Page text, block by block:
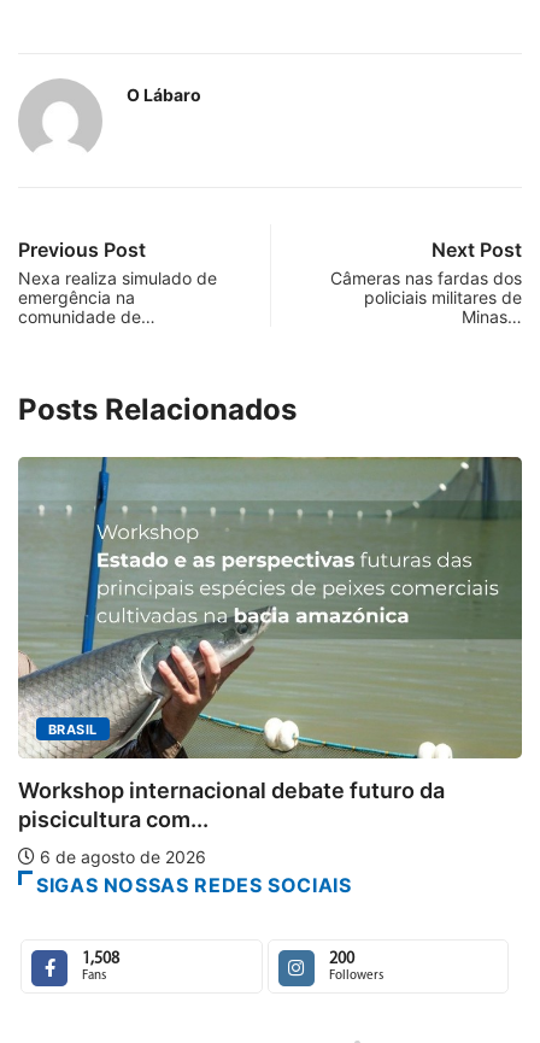
O Lábaro
Previous Post
Nexa realiza simulado de
emergência na
comunidade de…
Next Post
Câmeras nas fardas dos
policiais militares de
Minas…
Posts Relacionados
BRASIL
Workshop internacional debate futuro da
piscicultura com...
6 de agosto de 2026
SIGAS NOSSAS REDES SOCIAIS
1,508
Fans
200
Followers